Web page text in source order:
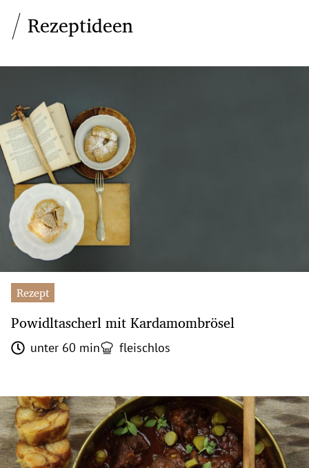
Rezeptideen
Rezept
Powidltascherl mit Kardamombrösel
unter 60 min fleischlos